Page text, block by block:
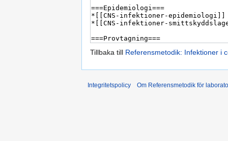
Tillbaka till Referensmetodik: Infektioner i
Integritetspolicy Om Referensmetodik för